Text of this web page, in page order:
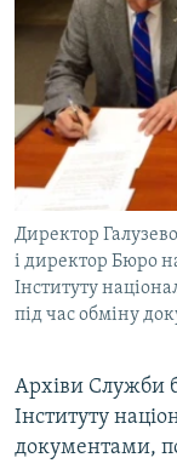
СПЕЦПРОЕКТИ
ДЕПОРТАЦІЯ
ВІДЕОУРОКИ
СВІДЧЕННЯ
УКРАЇНСЬКА
ІНФОГРАФІКА
ЯК ОБІЙТИ
Русский
Qırımtatar
ДОЛУЧАЙСЯ!
Директор
і директор Бюро
Інституту
під час обміну
Архіви Служби
Інституту
документами,